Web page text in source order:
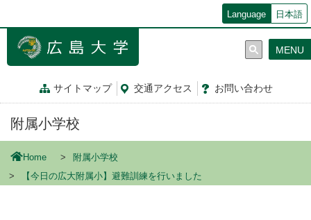
ン
Language 日本語
サイトマップ 交通アクセス お問い合わせ
MENU
附属小学校
Home
附属小学校
【今日の広大附属小】避難訓練を行いました